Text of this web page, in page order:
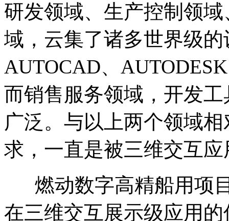
研发领域、生产控制领
域，云集了诸多世界级
AUTOCAD、
而销售服务领域，开发
广泛。与以上两个领域
求，一直是被三维交互
燃动数字高精船用项
在三维交互展示级应用